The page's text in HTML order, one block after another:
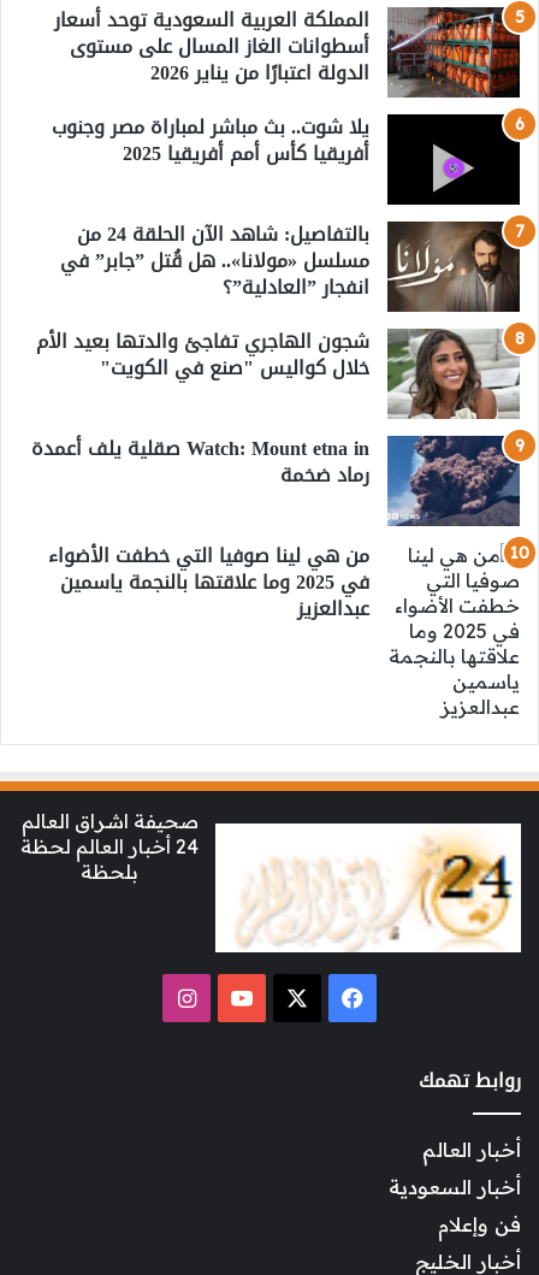
المملكة العربية السعودية توحد أسعار
أسطوانات الغاز المسال على مستوى
الدولة اعتبارًا من يناير 2026
يلا شوت.. بث مباشر لمباراة مصر وجنوب
أفريقيا كأس أمم أفريقيا 2025
بالتفاصيل: شاهد الآن الحلقة 24 من
مسلسل «مولانا».. هل قُتل ”جابر” في
انفجار ”العادلية”؟
شجون الهاجري تفاجئ والدتها بعيد الأم
خلال كواليس "صنع في الكويت"
Watch: Mount etna in صقلية يلف أعمدة
رماد ضخمة
من هي لينا صوفيا التي خطفت الأضواء
في 2025 وما علاقتها بالنجمة ياسمين
عبدالعزيز
صحيفة اشراق العالم
24 أخبار العالم لحظة
بلحظة
فيسبوك ‫YouTubeانستقرام
روابط تهمك
أخبار العالم
أخبار السعودية
فن وإعلام
أخبار الخليج